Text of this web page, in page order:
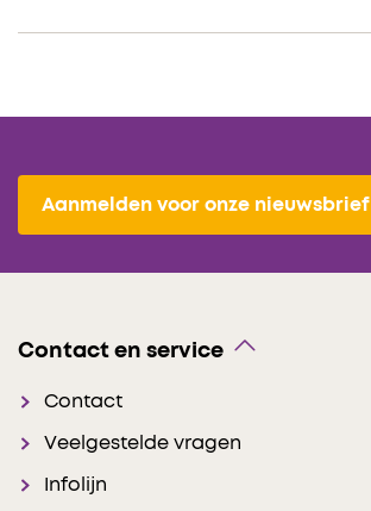
Aanmelden voor onze nieuwsbrief
Contact en service
Contact
Veelgestelde vragen
Infolijn